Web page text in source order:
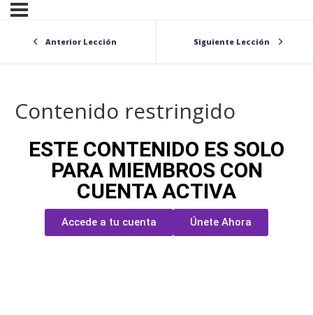
Anterior Lección Siguiente Lección
Contenido restringido
ESTE CONTENIDO ES SOLO
PARA MIEMBROS CON
CUENTA ACTIVA
Accede a tu cuenta Únete Ahora